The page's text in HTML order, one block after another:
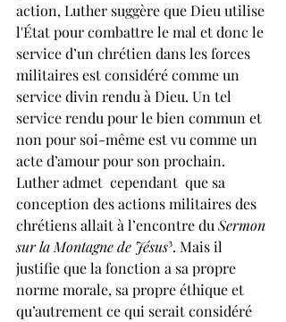
action, Luther suggère que Dieu utilise
l'État pour combattre le mal et donc le
service d’un chrétien dans les forces
militaires est considéré comme un
service divin rendu à Dieu. Un tel
service rendu pour le bien commun et
non pour soi-même est vu comme un
acte d’amour pour son prochain.
Luther admet  cependant  que sa
conception des actions militaires des
chrétiens allait à l’encontre du Sermon
sur la Montagne de Jésus³. Mais il
justifie que la fonction a sa propre
norme morale, sa propre éthique et
qu’autrement ce qui serait considéré